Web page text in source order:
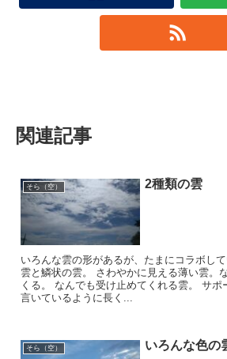
関連記事
そら（空） 2種類の雲
いろんな雲の形があるが、たまにコラボし
雲と鱗状の雲。 さわやかに見える薄い雲。
くる。 なんでも受け止めてくれる雲。 サポ
言いているように長く...
そら（空） いろんな色の